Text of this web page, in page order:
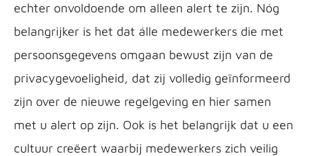
echter onvoldoende om alleen alert te zijn. Nóg
belangrijker is het dat álle medewerkers die met
persoonsgegevens omgaan bewust zijn van de
privacygevoeligheid, dat zij volledig geïnformeerd
zijn over de nieuwe regelgeving en hier samen
met u alert op zijn. Ook is het belangrijk dat u een
cultuur creëert waarbij medewerkers zich veilig